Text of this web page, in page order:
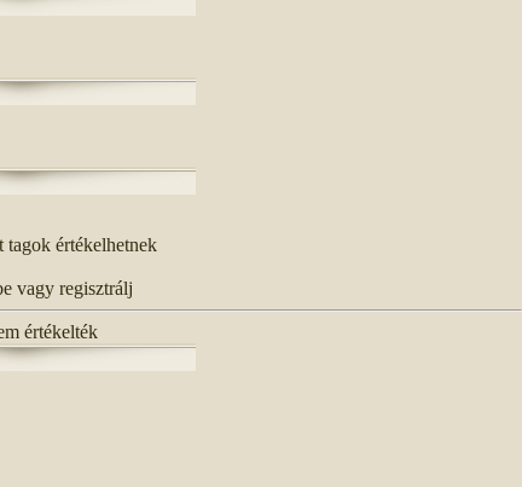
tagok értékelhetnek
vagy regisztrálj
értékelték